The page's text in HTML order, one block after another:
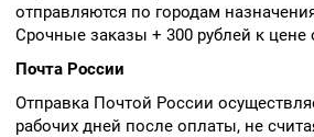
отправляются по городам
Срочные заказы + 300 рублей к цене
Почта России
Отправка Почтой России
рабочих дней после оплаты, не